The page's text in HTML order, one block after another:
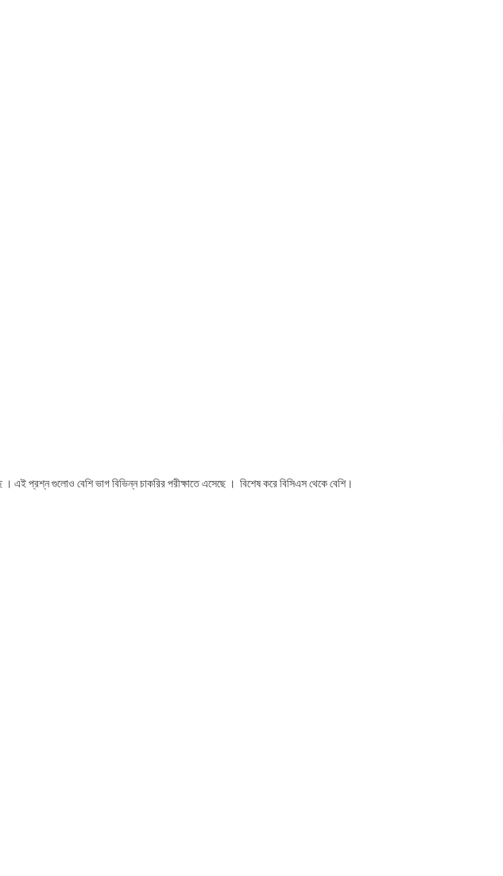
এই প্রশ্ন গুলোও বেশি ভাগ বিভিন্ন চাকরির পরীক্ষাতে এসেছে । বিশেষ করে বিসিএস থেকে বেশি।